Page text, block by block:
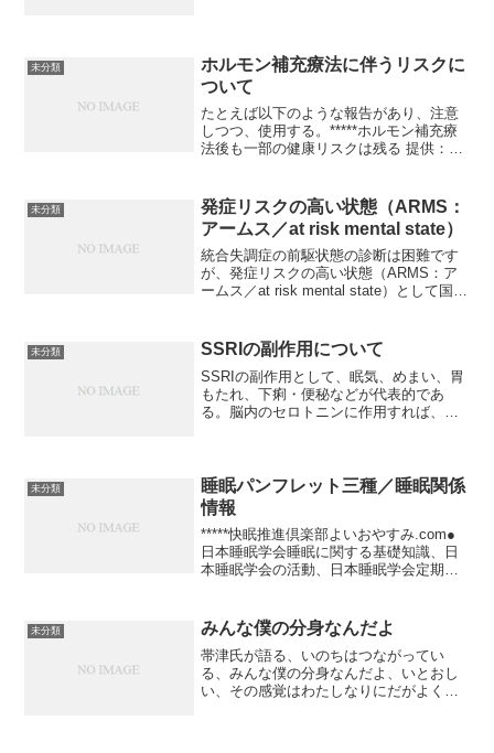
心臓との根本的な違いは、...
未分類
ホルモン補充療法に伴うリスクに
ついて
たとえば以下のような報告があり、注意
しつつ、使用する。*****ホルモン補充療
法後も一部の健康リスクは残る 提供：
日】ホルモン補充療法（HRT...
未分類
発症リスクの高い状態（ARMS：
アームス／at risk mental state）
統合失調症の前駆状態の診断は困難です
が、発症リスクの高い状態（ARMS：ア
ームス／at risk mental state）として国際
症になるわけではありません。実際...
未分類 SSRIの副作用について
SSRIの副作用として、眠気、めまい、胃
もたれ、下痢・便秘などが代表的であ
る。脳内のセロトニンに作用すれば、眠
けれど、SSRIを始め...
未分類
睡眠パンフレット三種／睡眠関係
情報
*****快眠推進倶楽部よいおやすみ.com●
日本睡眠学会睡眠に関する基礎知識、日
本睡眠学会の活動、日本睡眠学会定期学
業財団のホームページ。健康に暮らすた
めのヒント...
未分類 みんな僕の分身なんだよ
帯津氏が語る、いのちはつながってい
る、みんな僕の分身なんだよ、いとおし
い、その感覚はわたしなりにだがよく分